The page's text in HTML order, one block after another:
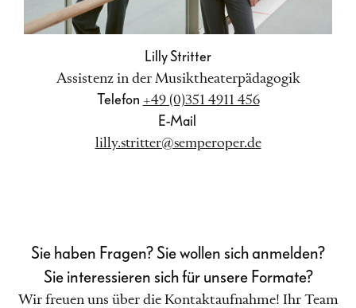
Lilly Stritter
Assistenz in der Musiktheaterpädagogik
Telefon +49 (0)351 4911 456
E-Mail
lilly.stritter@semperoper.de
Sie haben Fragen? Sie wollen sich anmelden?
Sie interessieren sich für unsere Formate?
Wir freuen uns über die Kontaktaufnahme! Ihr Team